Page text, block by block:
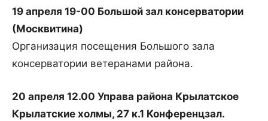
19 апреля 19-00 Большой зал консерватории
(Москвитина)
Организация посещения Большого зала
консерватории ветеранами района.
20 апреля 12.00 Управа района Крылатское
Крылатские холмы, 27 к.1 Конференцзал.